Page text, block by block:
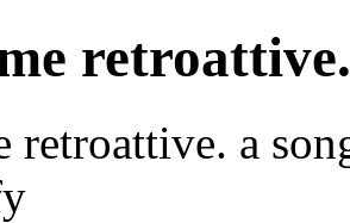
retroattive.
retroattive. a